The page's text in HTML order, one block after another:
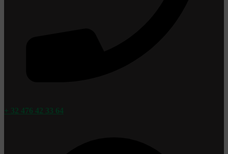
+ 32 476 42 33 64